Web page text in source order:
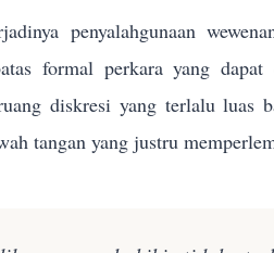
penyalahgunaan
formal perkara yang
diskresi yang terlalu luas
tangan yang justru